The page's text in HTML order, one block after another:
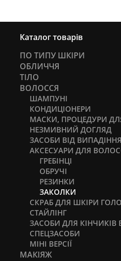
Каталог товарів
ПО ТИПУ ШКІРИ
ОБЛИЧЧЯ
ТІЛО
ВОЛОССЯ
ШАМПУНІ
КОНДИЦІОНЕРИ
МАСКИ, ПРОЦЕДУРИ
НЕЗМИВНИЙ ДОГЛЯД
ЗАСОБИ ВІД ВИПАДІННЯ
АКСЕСУАРИ ДЛЯ
ГРЕБІНЦІ
ОБРУЧІ
РЕЗИНКИ
ЗАКОЛКИ
СКРАБ ДЛЯ ШКІРИ
СТАЙЛІНГ
ЗАСОБИ ДЛЯ КІНЧИКІВ
СПЕЦЗАСОБИ
МІНІ ВЕРСІЇ
МАКІЯЖ